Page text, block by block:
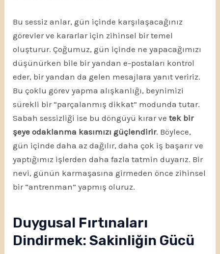
Bu sessiz anlar, gün içinde karşılaşacağınız
görevler ve kararlar için zihinsel bir temel
oluşturur. Çoğumuz, gün içinde ne yapacağımızı
düşünürken bile bir yandan e-postaları kontrol
eder, bir yandan da gelen mesajlara yanıt veririz.
Bu çoklu görev yapma alışkanlığı, beynimizi
sürekli bir “parçalanmış dikkat” modunda tutar.
Sabah sessizliği ise bu döngüyü kırar vetek bir
şeye odaklanma kasımızı güçlendirir. Böylece,
gün içinde daha az dağılır, daha çok iş başarır ve
yaptığımız işlerden daha fazla tatmin duyarız. Bir
nevi, günün karmaşasına girmeden önce zihinsel
bir “antrenman” yapmış oluruz.
Duygusal Fırtınaları
Dindirmek: Sakinliğin Gücü